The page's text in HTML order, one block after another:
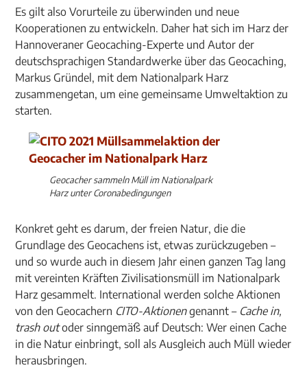
Es gilt also Vorurteile zu überwinden und neue
Kooperationen zu entwickeln. Daher hat sich im Harz der
Hannoveraner Geocaching-Experte und Autor der
deutschsprachigen Standardwerke über das Geocaching,
Markus Gründel, mit dem Nationalpark Harz
zusammengetan, um eine gemeinsame Umweltaktion zu
starten.
Geocacher sammeln Müll im Nationalpark
Harz unter Coronabedingungen
Konkret geht es darum, der freien Natur, die die
Grundlage des Geocachens ist, etwas zurückzugeben –
und so wurde auch in diesem Jahr einen ganzen Tag lang
mit vereinten Kräften Zivilisationsmüll im Nationalpark
Harz gesammelt. International werden solche Aktionen
von den Geocachern CITO-Aktionengenannt – Cache in,
trash outoder sinngemäß auf Deutsch: Wer einen Cache
in die Natur einbringt, soll als Ausgleich auch Müll wieder
herausbringen.